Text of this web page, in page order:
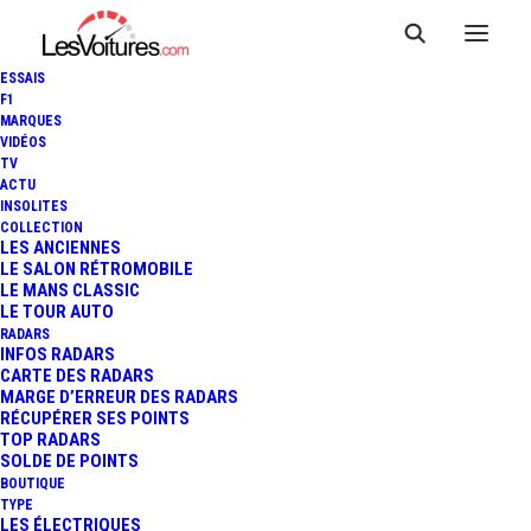
ESSAIS
F1
MARQUES
VIDÉOS
TV
ACTU
INSOLITES
COLLECTION
LES ANCIENNES
LE SALON RÉTROMOBILE
LE MANS CLASSIC
LE TOUR AUTO
RADARS
INFOS RADARS
CARTE DES RADARS
MARGE D’ERREUR DES RADARS
RÉCUPÉRER SES POINTS
TOP RADARS
SOLDE DE POINTS
BOUTIQUE
TYPE
LES ÉLECTRIQUES